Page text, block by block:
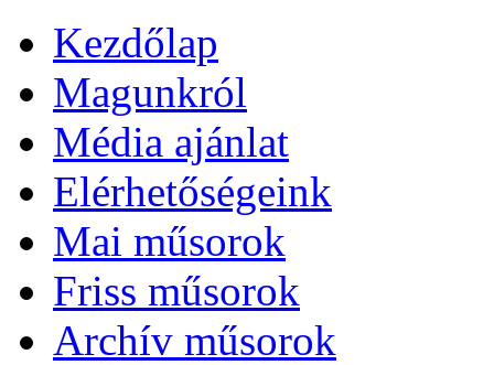
Kezdőlap
Magunkról
Média ajánlat
Elérhetőségeink
Mai műsorok
Friss műsorok
Archív műsorok